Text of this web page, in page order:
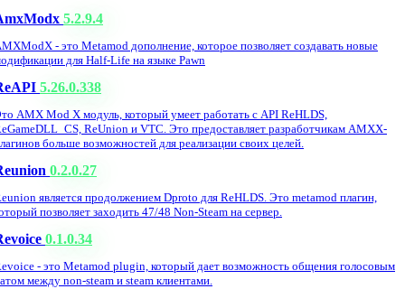
5.2.9.4
- это Metamod дополнение, которое позволяет создавать новые
для Half-Life на языке Pawn
5.26.0.338
AMX Mod X модуль, который умеет работать с API ReHLDS,
ReUnion и VTC. Это предоставляет разработчикам AMXX-
больше возможностей для реализации своих целей.
0.2.0.27
является продолжением Dproto для ReHLDS. Это metamod плагин,
позволяет заходить 47/48 Non-Steam на сервер.
0.1.0.34
- это Metamod plugin, который дает возможность общения голосовым
между non-steam и steam клиентами.